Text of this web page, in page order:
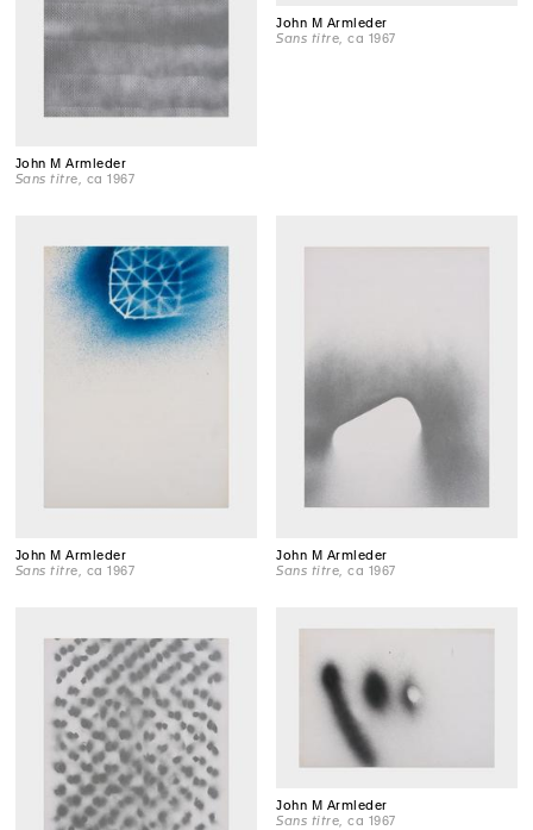
John M Armleder
Sans titre , ca 1967
John M Armleder
Sans titre , ca 1967
John M Armleder
Sans titre , ca 1967
John M Armleder
Sans titre , ca 1967
John M Armleder
Sans titre , ca 1967